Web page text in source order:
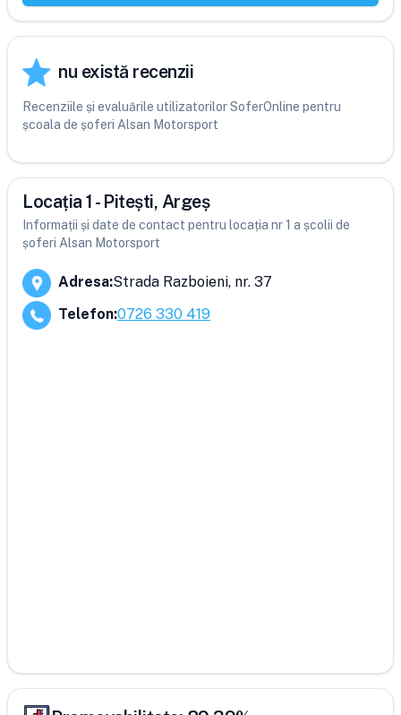
nu există recenzii
Recenziile și evaluările utilizatorilor SoferOnline pentru
școala de șoferi Alsan Motorsport
Locația 1 - Pitești, Argeș
Informații și date de contact pentru locația nr 1 a școlii de
șoferi Alsan Motorsport
Adresa:Strada Razboieni, nr. 37
Telefon:0726 330 419